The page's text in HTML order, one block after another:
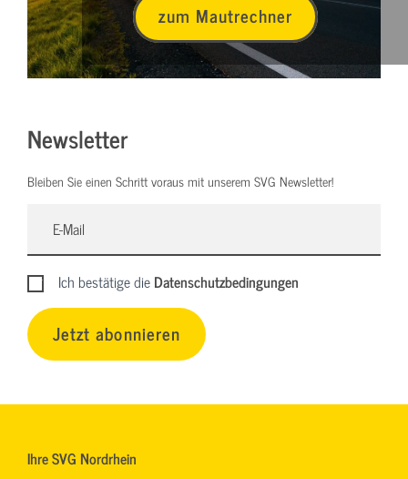
zum Mautrechner
Newsletter
Bleiben Sie einen Schritt voraus mit unserem SVG Newsletter!
Ich bestätige dieDatenschutzbedingungen
Jetzt abonnieren
Ihre SVG Nordrhein